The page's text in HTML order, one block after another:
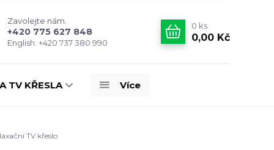
Zavolejte nám.
+420 775 627 848
English: +420 737 380 990
0 ks
0,00 Kč
TV KŘESLA Více
TV křeslo